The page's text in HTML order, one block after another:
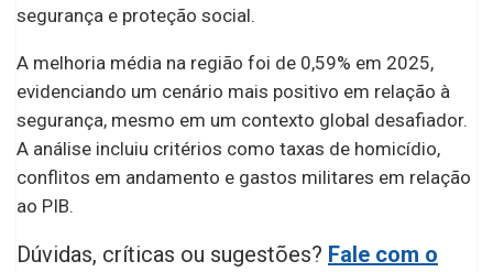
segurança e proteção social.
A melhoria média na região foi de 0,59% em 2025,
evidenciando um cenário mais positivo em relação à
segurança, mesmo em um contexto global desafiador.
A análise incluiu critérios como taxas de homicídio,
conflitos em andamento e gastos militares em relação
ao PIB.
Dúvidas, críticas ou sugestões? Fale com o